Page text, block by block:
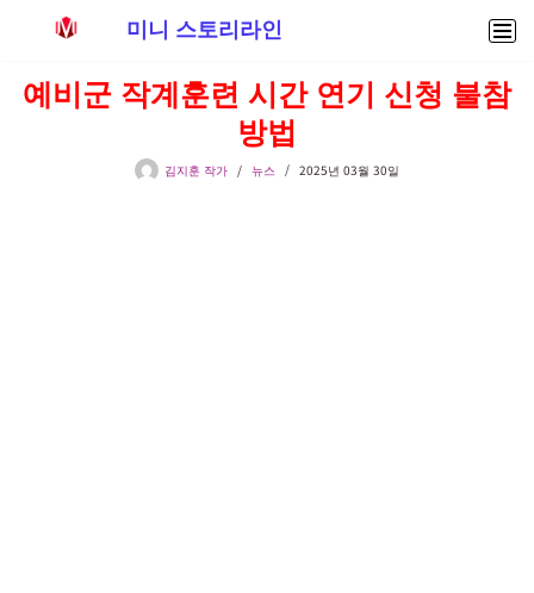
텐
미니 스토리라인
예비군 작계훈련 시간 연기 신청 불참
방법
김지훈 작가 뉴스 2025년 03월 30일